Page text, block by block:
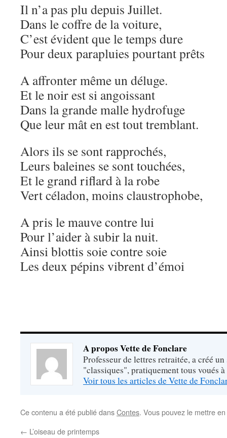
Il n’a pas plu depuis Juillet.
Dans le coffre de la voiture,
C’est évident que le temps dure
Pour deux parapluies pourtant prêts
A affronter même un déluge.
Et le noir est si angoissant
Dans la grande malle hydrofuge
Que leur mât en est tout tremblant.
Alors ils se sont rapprochés,
Leurs baleines se sont touchées,
Et le grand riflard à la robe
Vert céladon, moins claustrophobe,
A pris le mauve contre lui
Pour l’aider à subir la nuit.
Ainsi blottis soie contre soie
Les deux pépins vibrent d’émoi
A propos Vette de Fonclare
Professeur de lettres retraitée, a créé
"classiques", pratiquement tous voués
Voir tous les articles de Vette de
Ce contenu a été publié dansContes. Vous pouvez le mettre
← L’oiseau de printemps